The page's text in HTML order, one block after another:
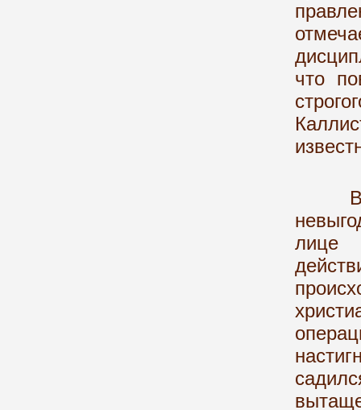
что
В
лице